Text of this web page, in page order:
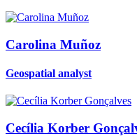
Carolina Muñoz
Geospatial analyst
Cecília Korber